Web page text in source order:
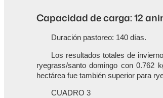
Capacidad de carga: 12
Duración pastoreo: 140 días.
Los resultados totales de
ryegrass/santo domingo con 0.762
hectárea fue también superior para
CUADRO 3